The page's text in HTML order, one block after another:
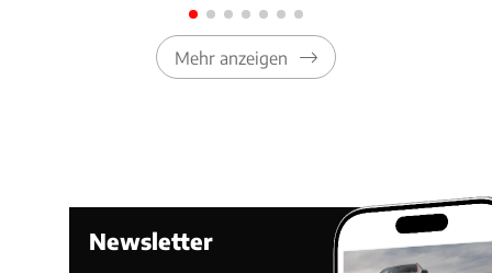
Mehr anzeigen
Newsletter